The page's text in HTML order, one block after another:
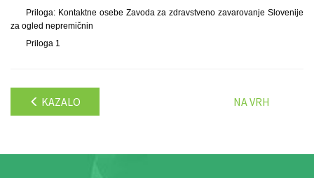
Priloga: Kontaktne osebe Zavoda za zdravstveno zavarovanje Slovenije
za ogled nepremičnin
Priloga 1
KAZALO NA VRH